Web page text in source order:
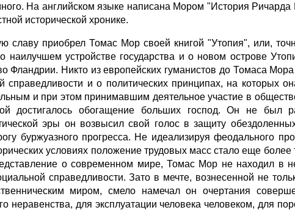
На английском языке написана Мором "История Ричарда
исторической хронике.
славу приобрел Томас Мор своей книгой "Утопия", или,
наилучшем устройстве государства и о новом острове
Фландрии. Никто из европейских гуманистов до Томаса
справедливости и о политических принципах, на которых
и при этом принимавшим деятельное участие в
достигалось обогащение больших господ. Он не был
эры он возвысил свой голос в защиту
буржуазного прогресса. Не идеализируя феодального
условиях положение трудовых масс стало еще
о современном мире, Томас Мор не находил в
справедливости. Зато в мечте, вознесенной не
миром, смело намечал он очертания
неравенства, для эксплуатации человека человеком, для